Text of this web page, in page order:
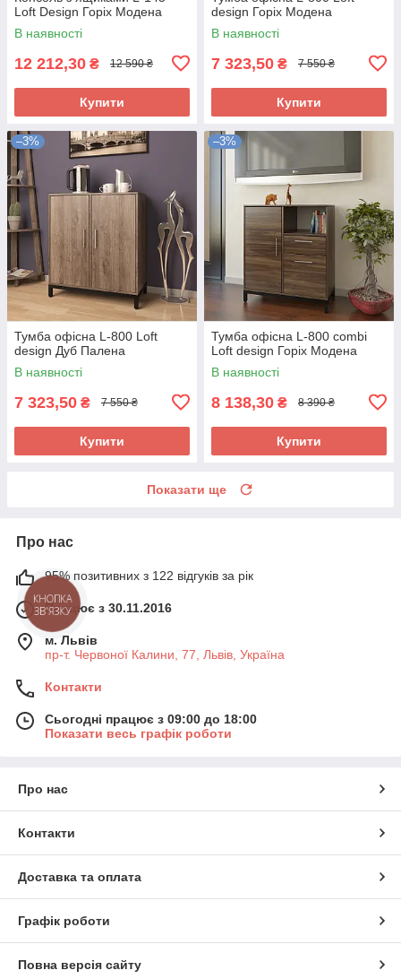
Loft Design Горіх Модена
В наявності
12 212,30 ₴ 12 590 ₴
Купити
design Горіх Модена
В наявності
7 323,50 ₴ 7 550 ₴
Купити
–3%
Тумба офісна L-800 Loft
design Дуб Палена
В наявності
7 323,50 ₴ 7 550 ₴
Купити
–3%
Тумба офісна L-800 combi
Loft design Горіх Модена
В наявності
8 138,30 ₴ 8 390 ₴
Купити
Показати ще
Про нас
95% позитивних з 122 відгуків за рік
Працює з 30.11.2016
м. Львів
пр-т. Червоної Калини, 77, Львів, Україна
Контакти
Сьогодні працює з 09:00 до 18:00
Показати весь графік роботи
Про нас
Контакти
Доставка та оплата
Графік роботи
Повна версія сайту
КНОПКА
ЗВ'ЯЗКУ